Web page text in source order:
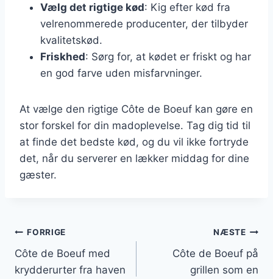
Vælg det rigtige kød: Kig efter kød fra
velrenommerede producenter, der tilbyder
kvalitetskød.
Friskhed: Sørg for, at kødet er friskt og har
en god farve uden misfarvninger.
At vælge den rigtige Côte de Boeuf kan gøre en
stor forskel for din madoplevelse. Tag dig tid til
at finde det bedste kød, og du vil ikke fortryde
det, når du serverer en lækker middag for dine
gæster.
Indlægsnavigation
FORRIGE
Côte de Boeuf med
krydderurter fra haven
NÆSTE
Côte de Boeuf på
grillen som en